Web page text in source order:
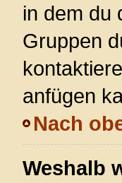
in dem du
Gruppen
anfügen
Nach
Weshalb